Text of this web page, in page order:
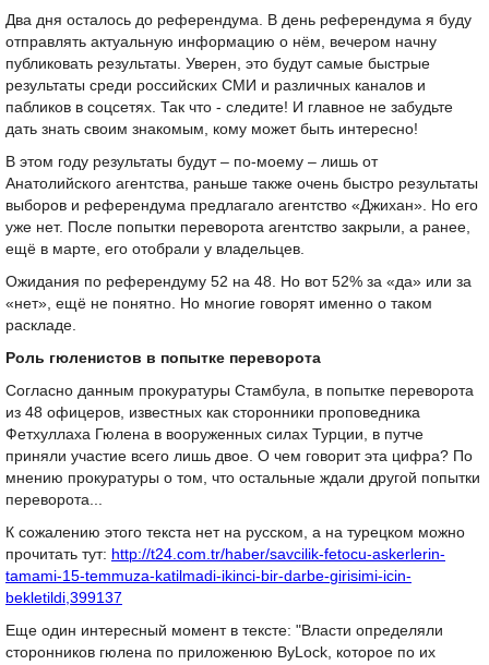
Два дня осталось до референдума. В день референдума я буду
отправлять актуальную информацию о нём, вечером начну
публиковать результаты. Уверен, это будут самые быстрые
результаты среди российских СМИ и различных каналов и
пабликов в соцсетях. Так что - следите! И главное не забудьте
дать знать своим знакомым, кому может быть интересно!
В этом году результаты будут – по-моему – лишь от
Анатолийского агентства, раньше также очень быстро результаты
выборов и референдума предлагало агентство «Джихан». Но его
уже нет. После попытки переворота агентство закрыли, а ранее,
ещё в марте, его отобрали у владельцев.
Ожидания по референдуму 52 на 48. Но вот 52% за «да» или за
«нет», ещё не понятно. Но многие говорят именно о таком
раскладе.
Роль гюленистов в попытке переворота
Согласно данным прокуратуры Стамбула, в попытке переворота
из 48 офицеров, известных как сторонники проповедника
Фетхуллаха Гюлена в вооруженных силах Турции, в путче
приняли участие всего лишь двое. О чем говорит эта цифра? По
мнению прокуратуры о том, что остальные ждали другой попытки
переворота...
К сожалению этого текста нет на русском, а на турецком можно
прочитать тут: http://t24.com.tr/haber/savcilik-fetocu-askerlerin-
tamami-15-temmuza-katilmadi-ikinci-bir-darbe-girisimi-icin-
bekletildi,399137
Еще один интересный момент в тексте: "Власти определяли
сторонников гюлена по приложенюю ByLock, которое по их